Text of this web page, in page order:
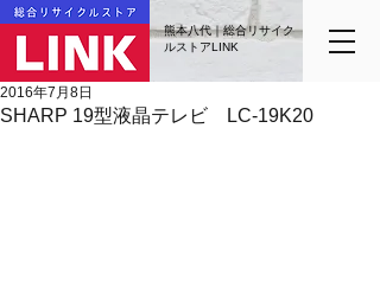
熊本八代｜総合リサイク
ルストアLINK
SHARP 19型液晶テレビ LC-19K20
2016年7月8日